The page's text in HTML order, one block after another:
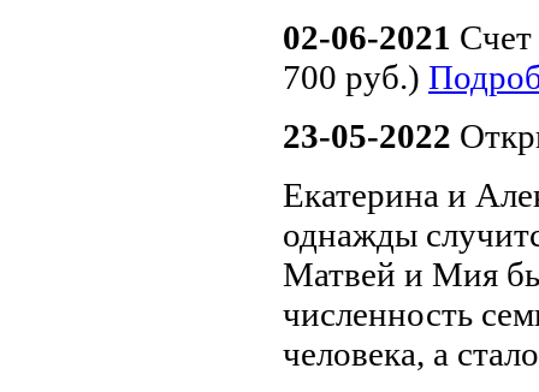
02-06-2021
700 руб.)
23-05-2022
Екатерина и
однажды
Матвей и Мия
численность
человека, а